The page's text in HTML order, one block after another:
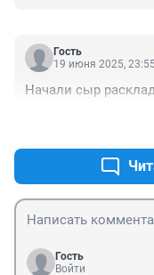
Гость
19 июня 2025,
Начали сыр
Гость
Войти